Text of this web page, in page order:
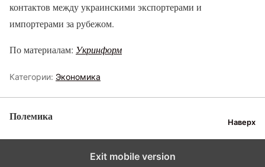
контактов между украинскими экспортерами и
импортерами за рубежом.
По материалам: Укринформ
Категории: Экономика
Полемика Наверх
Exit mobile version